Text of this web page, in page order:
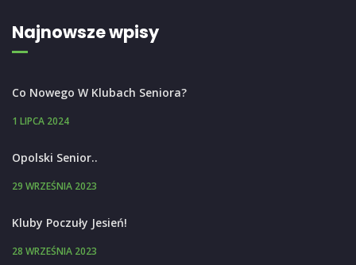
Najnowsze wpisy
Co Nowego W Klubach Seniora?
1 LIPCA 2024
Opolski Senior..
29 WRZEŚNIA 2023
Kluby Poczuły Jesień!
28 WRZEŚNIA 2023